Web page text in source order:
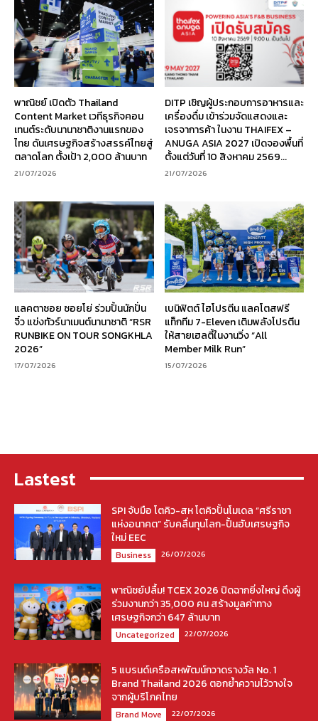
พาณิชย์ เปิดตัว Thailand
Content Market เวทีธุรกิจคอน
เทนต์ระดับนานาชาติงานแรกของ
ไทย ดันเศรษฐกิจสร้างสรรค์ไทยสู่
ตลาดโลก ตั้งเป้า 2,000 ล้านบาท
21/07/2026
DITP เชิญผู้ประกอบการอาหารและ
เครื่องดื่ม เข้าร่วมจัดแสดงและ
เจรจาการค้า ในงาน THAIFEX –
ANUGA ASIA 2027 เปิดจองพื้นที่
ตั้งแต่วันที่ 10 สิงหาคม 2569...
21/07/2026
แลคตาซอย ซอยโย่ ร่วมปั้นนักปั่น
จิ๋ว แข่งทัวร์นาเมนต์นานาชาติ “RSR
RUNBIKE ON TOUR SONGKHLA
2026”
17/07/2026
เบนิฟิตต์ ไฮโปรตีน แลคโตสฟรี
แท็กทีม 7-Eleven เติมพลังโปรตีน
ให้สายเฮลตี้ในงานวิ่ง “All
Member Milk Run”
15/07/2026
Lastest
SPI จับมือ โตคิว-สห โตคิวปั้นโมเดล “ศรีราชา
แห่งอนาคต” รับคลื่นทุนโลก-ปั้นฮับเศรษฐกิจ
ใหม่ EEC
Business 26/07/2026
พาณิชย์ปลื้ม! TCEX 2026 ปิดฉากยิ่งใหญ่ ดึงผู้
ร่วมงานกว่า 35,000 คน สร้างมูลค่าทาง
เศรษฐกิจกว่า 647 ล้านบาท
Uncategorized 22/07/2026
5 แบรนด์เครือสหพัฒน์กวาดรางวัล No. 1
Brand Thailand 2026 ตอกย้ำความไว้วางใจ
จากผู้บริโภคไทย
Brand Move 22/07/2026